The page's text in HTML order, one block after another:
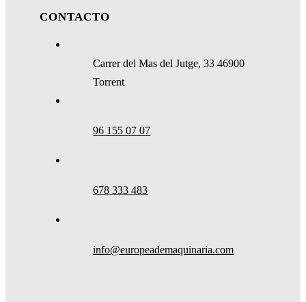
CONTACTO
Carrer del Mas del Jutge, 33 46900
Torrent
96 155 07 07
678 333 483
info@europeademaquinaria.com